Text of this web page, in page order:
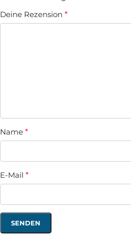
Deine Rezension *
Name *
E-Mail *